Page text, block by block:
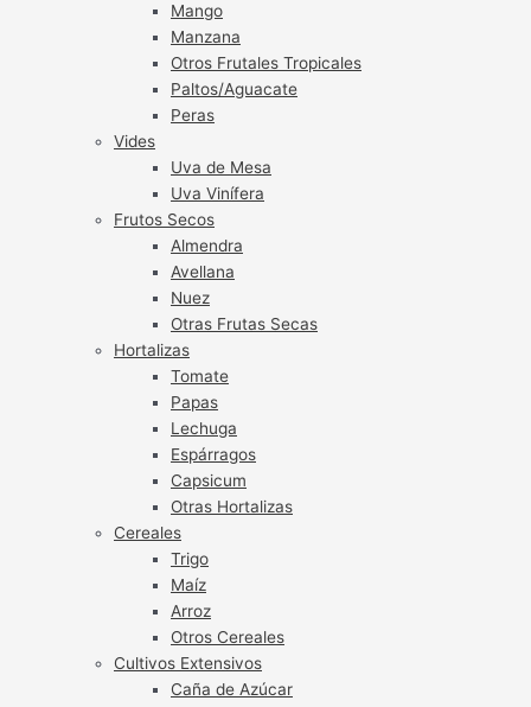
Mango
Manzana
Otros Frutales Tropicales
Paltos/Aguacate
Peras
Vides
Uva de Mesa
Uva Vinífera
Frutos Secos
Almendra
Avellana
Nuez
Otras Frutas Secas
Hortalizas
Tomate
Papas
Lechuga
Espárragos
Capsicum
Otras Hortalizas
Cereales
Trigo
Maíz
Arroz
Otros Cereales
Cultivos Extensivos
Caña de Azúcar